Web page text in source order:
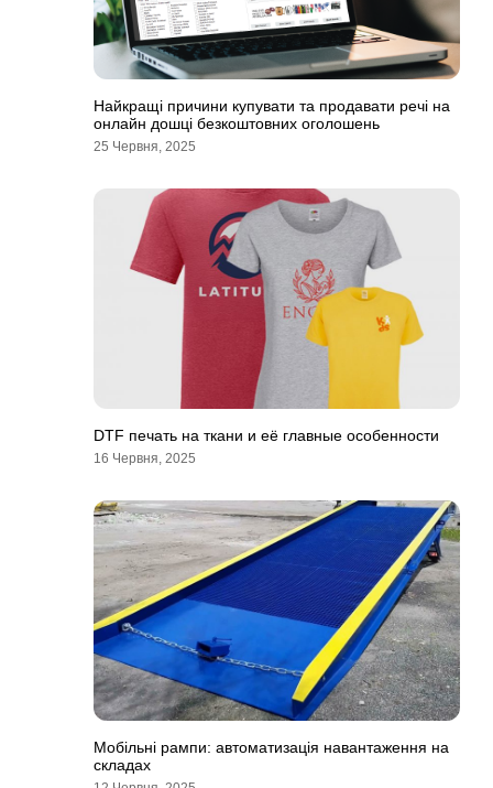
Найкращі причини купувати та продавати речі на
онлайн дошці безкоштовних оголошень
25 Червня, 2025
DTF печать на ткани и её главные особенности
16 Червня, 2025
Мобільні рампи: автоматизація навантаження на
складах